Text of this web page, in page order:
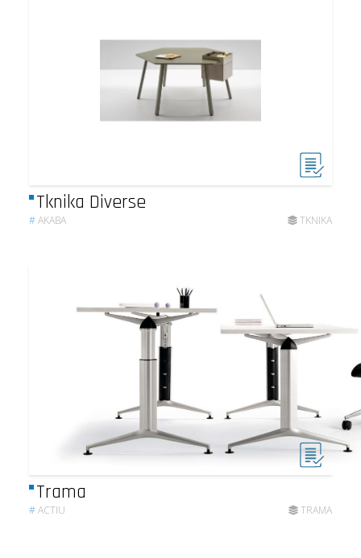
Tknika Diverse
#AKABA TKNIKA
Trama
#ACTIU TRAMA